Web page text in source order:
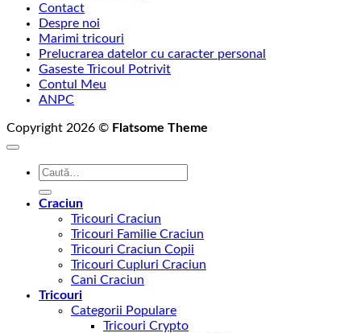
Contact
Despre noi
Marimi tricouri
Prelucrarea datelor cu caracter personal
Gaseste Tricoul Potrivit
Contul Meu
ANPC
Copyright 2026 © Flatsome Theme
Caută
Craciun
Tricouri Craciun
Tricouri Familie Craciun
Tricouri Craciun Copii
Tricouri Cupluri Craciun
Cani Craciun
Tricouri
Categorii Populare
Tricouri Crypto